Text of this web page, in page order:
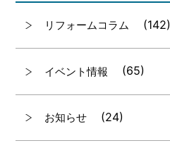
リフォームコラム (142)
イベント情報 (65)
お知らせ (24)